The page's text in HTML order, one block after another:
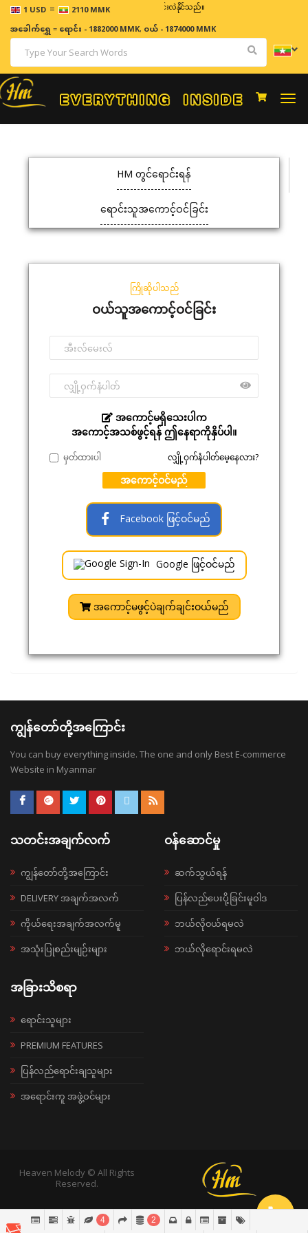
1 USD = 2110 MMK
ဈေးနှုန်းများသည် အချိန်နှင့် အမျှပြောင်းလဲနိုင်သည်။
အခေါက်ရွှေ=ရောင်း - 1882000 MMK, ဝယ် - 1874000 MMK
HM တွင်ရောင်းရန်
ရောင်းသူအကောင့်ဝင်ခြင်း
ကြိုဆိုပါသည်
ဝယ်သူအကောင့်ဝင်ခြင်း
အကောင့်မရှိသေးပါက
အကောင့်အသစ်ဖွင့်ရန် ဤနေရာကိုနှိပ်ပါ။
မှတ်ထားပါ လျှို့ဝှက်နံပါတ်မေ့နေလား?
အကောင့်ဝင်မည်
Facebook ဖြင့်ဝင်မည်
Google ဖြင့်ဝင်မည်
အကောင့်မဖွင့်ပဲချက်ချင်းဝယ်မည်
ကျွန်တော်တို့အကြောင်း
You can buy everything inside. The one and only Best E-commerce
Website in Myanmar
သတင်းအချက်လက်
ကျွန်တော်တို့အကြောင်း
DELIVERY အချက်အလက်
ကိုယ်ရေးအချက်အလက်မူ
အသုံးပြုစည်းမျဉ်းများ
ဝန်ဆောင်မှု
ဆက်သွယ်ရန်
ပြန်လည်ပေးပို့ခြင်းမူဝါဒ
ဘယ်လို၀ယ်ရမလဲ
ဘယ်လိုရောင်းရမလဲ
အခြားသိစရာ
ရောင်းသူများ
PREMIUM FEATURES
ပြန်လည်ရောင်းချသူများ
အရောင်းကူ အဖွဲ့ဝင်များ
Heaven Melody © All Rights
Reserved.
4 2